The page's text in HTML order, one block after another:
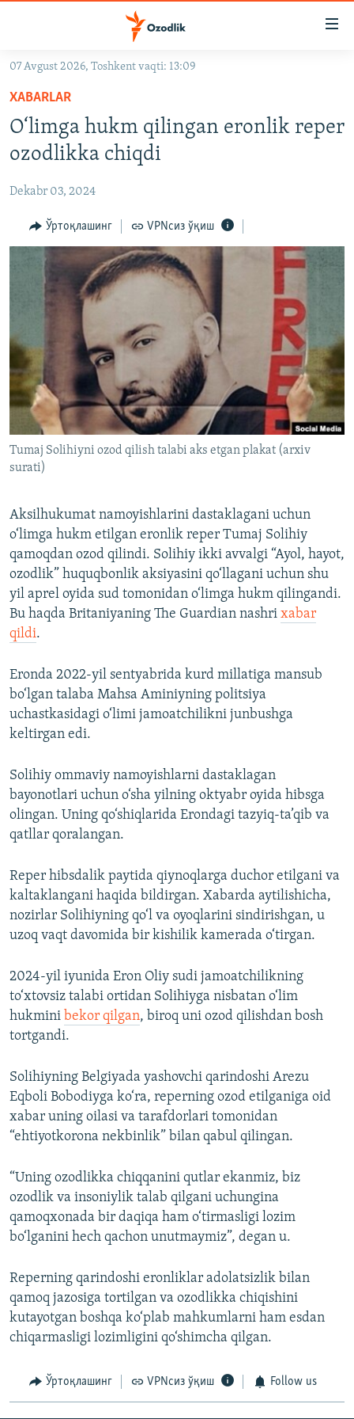
Асосий
навигацияга
ўтинг
Қидиришга
OZODVIDEO
OZODARXIV
На русском
ИЖТИМОИЙ ТАРМОҚЛАР
Озодлик бошқа тилларда
07 Avgust 2026, Toshkent vaqti: 13:09
XABARLAR
O‘limga hukm qilingan eronlik reper
ozodlikka chiqdi
Dekabr 03, 2024
Ўртоқлашинг VPNсиз ўқиш
Tumaj Solihiyni ozod qilish talabi aks etgan plakat (arxiv
surati)
Aksilhukumat namoyishlarini dastaklagani uchun
o‘limga hukm etilgan eronlik reper Tumaj Solihiy
qamoqdan ozod qilindi. Solihiy ikki avvalgi “Ayol, hayot,
ozodlik” huquqbonlik aksiyasini qo‘llagani uchun shu
yil aprel oyida sud tomonidan o‘limga hukm qilingandi.
Bu haqda Britaniyaning The Guardian nashri xabar
qildi.
Eronda 2022-yil sentyabrida kurd millatiga mansub
bo‘lgan talaba Mahsa Aminiyning politsiya
uchastkasidagi o‘limi jamoatchilikni junbushga
keltirgan edi.
Solihiy ommaviy namoyishlarni dastaklagan
bayonotlari uchun o‘sha yilning oktyabr oyida hibsga
olingan. Uning qo‘shiqlarida Erondagi tazyiq-ta’qib va
qatllar qoralangan.
Reper hibsdalik paytida qiynoqlarga duchor etilgani va
kaltaklangani haqida bildirgan. Xabarda aytilishicha,
nozirlar Solihiyning qo‘l va oyoqlarini sindirishgan, u
uzoq vaqt davomida bir kishilik kamerada o‘tirgan.
2024-yil iyunida Eron Oliy sudi jamoatchilikning
to‘xtovsiz talabi ortidan Solihiyga nisbatan o‘lim
hukmini bekor qilgan, biroq uni ozod qilishdan bosh
tortgandi.
Solihiyning Belgiyada yashovchi qarindoshi Arezu
Eqboli Bobodiyga ko‘ra, reperning ozod etilganiga oid
xabar uning oilasi va tarafdorlari tomonidan
“ehtiyotkorona nekbinlik” bilan qabul qilingan.
“Uning ozodlikka chiqqanini qutlar ekanmiz, biz
ozodlik va insoniylik talab qilgani uchungina
qamoqxonada bir daqiqa ham o‘tirmasligi lozim
bo‘lganini hech qachon unutmaymiz”, degan u.
Reperning qarindoshi eronliklar adolatsizlik bilan
qamoq jazosiga tortilgan va ozodlikka chiqishini
kutayotgan boshqa ko‘plab mahkumlarni ham esdan
chiqarmasligi lozimligini qo‘shimcha qilgan.
Ўртоқлашинг VPNсиз ўқиш Follow us